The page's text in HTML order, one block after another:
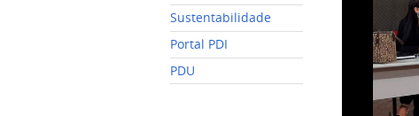
Sustentabilidade
Portal PDI
PDU